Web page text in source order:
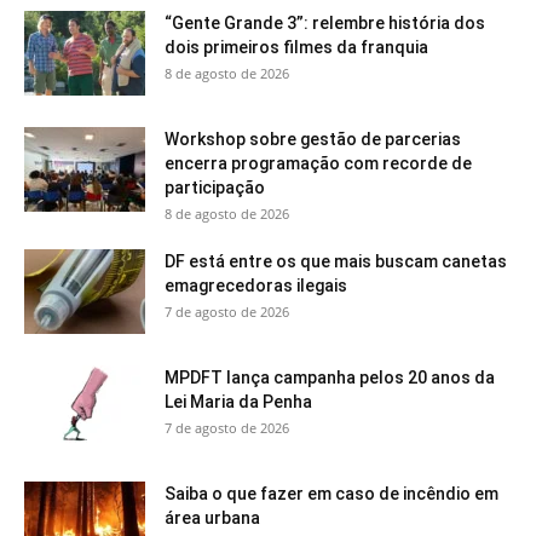
“Gente Grande 3”: relembre história dos
dois primeiros filmes da franquia
8 de agosto de 2026
Workshop sobre gestão de parcerias
encerra programação com recorde de
participação
8 de agosto de 2026
DF está entre os que mais buscam canetas
emagrecedoras ilegais
7 de agosto de 2026
MPDFT lança campanha pelos 20 anos da
Lei Maria da Penha
7 de agosto de 2026
Saiba o que fazer em caso de incêndio em
área urbana